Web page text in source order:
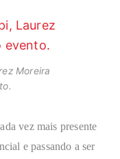
Moreira
vez mais presente
e passando a ser